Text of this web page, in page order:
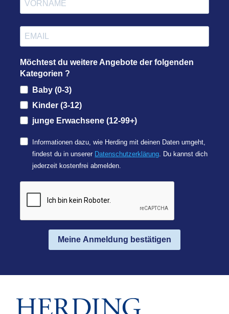
Möchtest du weitere Angebote der folgenden
Kategorien ?
Baby (0-3)
Kinder (3-12)
junge Erwachsene (12-99+)
Informationen dazu, wie Herding mit deinen Daten umgeht,
findest du in unserer Datenschutzerklärung . Du kannst dich
jederzeit kostenfrei abmelden.
Meine Anmeldung bestätigen